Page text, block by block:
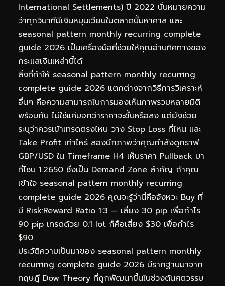
International Settlements) ปี 2022 นั่นหมายความ
ว่าทุกวินาทีมีเงินหมุนเวียนในตลาดนี้มหาศาล และ
seasonal pattern monthly recurring complete
guide 2026 เป็นเครื่องมือที่ช่วยให้คุณอ่านทิศทางของ
กระแสเงินเหล่านี้ได้
สิ่งที่ทำให้ seasonal pattern monthly recurring
complete guide 2026 แตกต่างจากวิธีการวิเคราะห์
อื่นๆ คือความสามารถในการมองเห็นภาพรวมหลายมิติ
พร้อมกัน ไม่ใช่แค่บอกว่าราคาจะขึ้นหรือลง แต่ยังช่วย
ระบุว่าควรเข้าเทรดตรงไหน วาง Stop Loss ที่ไหน และ
Take Profit เท่าไหร่ ลองนึกภาพว่าคุณกำลังดูกราฟ
GBP/USD ใน Timeframe H4 เห็นราคา Pullback มา
ที่โซน 1.2650 ซึ่งเป็น Demand Zone สำคัญ ถ้าคุณ
เข้าใจ seasonal pattern monthly recurring
complete guide 2026 คุณจะรู้ว่านี่คือจังหวะ Buy ที่
มี Risk:Reward Ratio 1:3 — เสี่ยง 30 pip เพื่อกำไร
90 pip เทรดด้วย 0.1 lot ก็คือเสี่ยง $30 เพื่อกำไร
$90
ประวัติความเป็นมาของ seasonal pattern monthly
recurring complete guide 2026 มีรากฐานมาจาก
ทฤษฎี Dow Theory ที่ถูกพัฒนาขึ้นในช่วงต้นศตวรรษ